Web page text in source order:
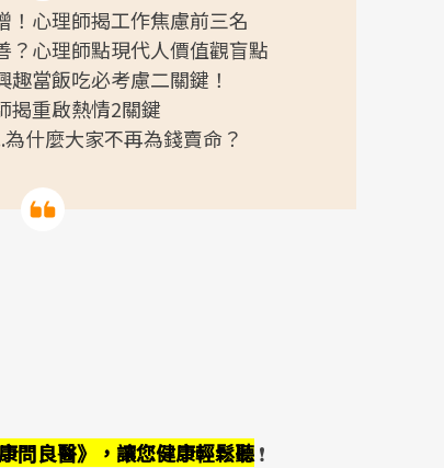
！心理師揭工作焦慮前三名
？心理師點現代人價值觀盲點
當飯吃必考慮二關鍵！
揭重啟熱情2關鍵
什麼大家不再為錢賣命？
問良醫》，讓您健康輕鬆聽❗
關注的核心議題。然而，健檢不只是醫
療院所的服務，更是民眾了解自身健康
狀況、啟動健康管理的重要起點。